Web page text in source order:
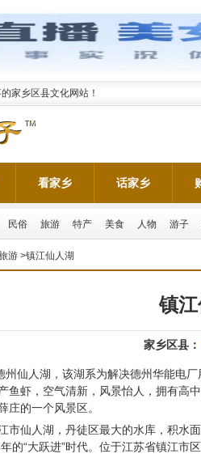
家乡区县文化网站！
看家乡 话家乡
民俗 旅游 特产 美食 人物 游子
游 >镇江仙人湖
镇
家乡区县：
州仙人湖，该湖系为解决德州华能电
鱼虾，空气清新，风景怡人，拥有高
庄的一个风景区。
市仙人湖，丹徒区最大的水库，积水
的“大跃进”时代。位于江苏省镇江市